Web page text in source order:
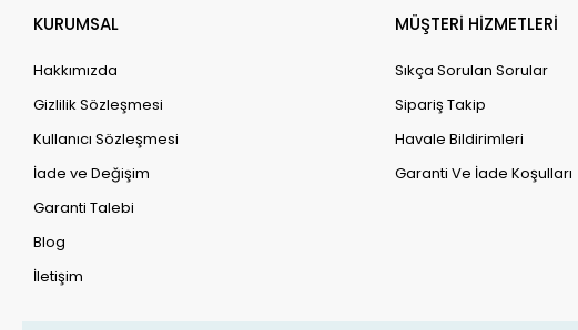
KURUMSAL
Hakkımızda
Gizlilik Sözleşmesi
Kullanıcı Sözleşmesi
İade ve Değişim
Garanti Talebi
Blog
İletişim
MÜŞTERİ HİZMETLERİ
Sıkça Sorulan Sorular
Sipariş Takip
Havale Bildirimleri
Garanti Ve İade Koşulları